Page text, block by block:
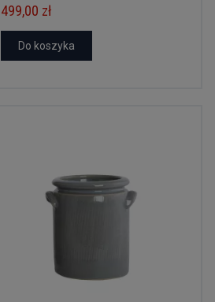
499,00 zł
Do koszyka